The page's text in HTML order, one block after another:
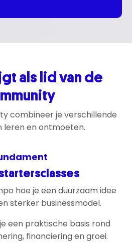
als lid van de
combineer je verschillende
leren en ontmoeten.
hoe je een duurzaam idee
sterker businessmodel.
een praktische basis rond
financiering en groei.